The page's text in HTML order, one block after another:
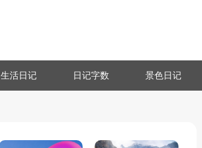
生活日记 日记字数 景色日记